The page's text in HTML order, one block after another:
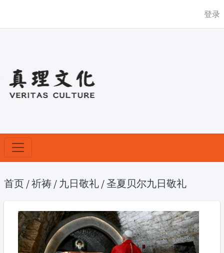
登录
首页 /祈祷 / 九日敬礼 /圣夏贝尔九日敬礼